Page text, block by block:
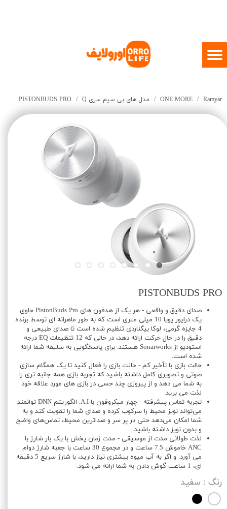
Ramyar
ONE MORE مدل های بی سیم سری Q PISTONBUDS PRO
PISTONBUDS PRO
صدای دقیق و واقعی - هر یک از هدفون های PistonBuds Pro حاوی
یک درایور پویا 10 میلی متری است که به طور ماهرانه ای توسط برنده
4 جایزه گرمی، لوکا بیگناردی تنظیم شده است تا صدای طبیعی و
دقیق را در حال حرکت ارائه دهد، در حالی که 12 تنظیمات EQ درجه
استودیو از Sonarworks هستند. برای پاسخگویی به سلیقه شما ارائه
شده است.
حالت بازی با تأخیر کم - حالت بازی را فعال کنید تا یک همگام سازی
صوتی و تصویری کامل داشته باشید که تجربه بازی همه جانبه تری را
به شما می دهد و از پیروزی چند حسی در بازی های مورد علاقه خود
لذت می برید.
تجربه تماس پیشرفته - چهار میکروفون با A.I. الگوریتم DNN توانمند
می‌تواند نویز محیط را سرکوب کرده و صدای شما را تقویت کند و به
شما امکان می‌دهد حتی در پر سر و صداترین محیط، تماس‌های واضح
و بدون نویز داشته باشید.
لذت طولانی مدت از موسیقی - مدت زمان پخش با یک بار شارژ با
ANC خاموش 7.5 ساعت و در مجموع 30 ساعت با جعبه شارژ دوام
می آورد. و اگر به آب میوه بیشتری نیاز دارید، با شارژ سریع 5 دقیقه
ای، 1 ساعت گوش دادن به شما ارائه می شود.
رنگ : سفید